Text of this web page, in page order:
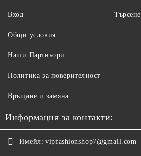
Вход Търсене
Общи условия
Наши Партньори
Политика за поверителност
Връщане и замяна
Информация за контакти:
Имейл: vipfashionshop7@gmail.com